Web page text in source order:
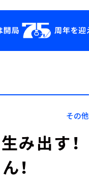
YouTube
その他
み出す！
！